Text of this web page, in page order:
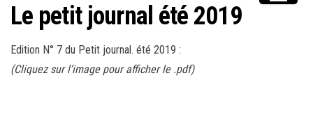
Le petit journal été 2019
Edition N° 7 du Petit journal. été 2019 :
(Cliquez sur l’image pour afficher le .pdf)